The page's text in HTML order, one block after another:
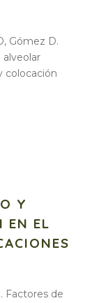
Gómez D.
colocación
Y
EN EL
Factores de